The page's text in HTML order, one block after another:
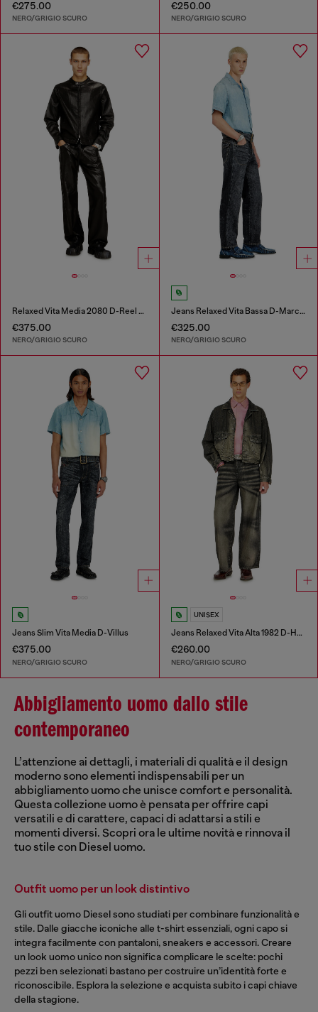
€275.00
NERO/GRIGIO SCURO
€250.00
NERO/GRIGIO SCURO
Relaxed Vita Media 2080 D-Reel Joggjeans®
€375.00
NERO/GRIGIO SCURO
Jeans Relaxed Vita Bassa D-Marcus
€325.00
NERO/GRIGIO SCURO
Jeans Slim Vita Media D-Villus
€375.00
NERO/GRIGIO SCURO
UNISEX
Jeans Relaxed Vita Alta 1982 D-Hakou
€260.00
NERO/GRIGIO SCURO
Abbigliamento uomo dallo stile
contemporaneo
L’attenzione ai dettagli, i materiali di qualità e il design
moderno sono elementi indispensabili per un
abbigliamento uomo che unisce comfort e personalità.
Questa collezione uomo è pensata per offrire capi
versatili e di carattere, capaci di adattarsi a stili e
momenti diversi. Scopri ora le ultime novità e rinnova il
tuo stile con Diesel uomo.
Outfit uomo per un look distintivo
Gli outfit uomo Diesel sono studiati per combinare funzionalità e
stile. Dalle giacche iconiche alle t-shirt essenziali, ogni capo si
integra facilmente con pantaloni, sneakers e accessori. Creare
un look uomo unico non significa complicare le scelte: pochi
pezzi ben selezionati bastano per costruire un’identità forte e
riconoscibile. Esplora la selezione e acquista subito i capi chiave
della stagione.